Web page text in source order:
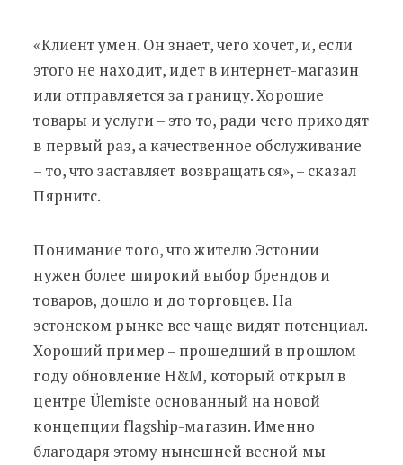
«Клиент умен. Он знает, чего хочет, и, если
этого не находит, идет в интернет-магазин
или отправляется за границу. Хорошие
товары и услуги – это то, ради чего приходят
в первый раз, а качественное обслуживание
– то, что заставляет возвращаться», – сказал
Пярнитс.
Понимание того, что жителю Эстонии
нужен более широкий выбор брендов и
товаров, дошло и до торговцев. На
эстонском рынке все чаще видят потенциал.
Хороший пример – прошедший в прошлом
году обновление H&M, который открыл в
центре Ülemiste основанный на новой
концепции flagship-магазин. Именно
благодаря этому нынешней весной мы